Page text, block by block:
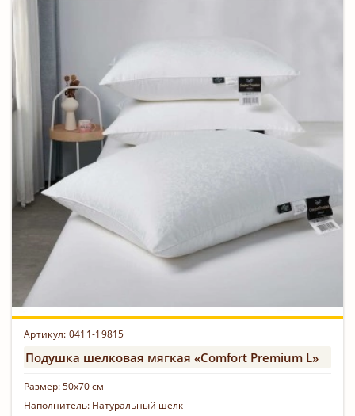
Артикул: 0411-19815
Подушка шелковая мягкая «Comfort Premium L»
Размер:50х70 см
Наполнитель: Натуральный шелк